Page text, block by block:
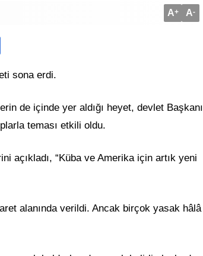
A+ A-
sona erdi.
de içinde yer aldığı heyet, devlet Başkanı
teması etkili oldu.
açıkladı, “Küba ve Amerika için artık yeni
alanında verildi. Ancak birçok yasak hâlâ